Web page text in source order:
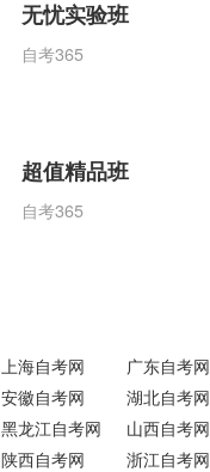
无忧实验班
自考365
超值精品班
自考365
上海自考网
广东自考网
安徽自考网
湖北自考网
黑龙江自考网
山西自考网
陕西自考网
浙江自考网